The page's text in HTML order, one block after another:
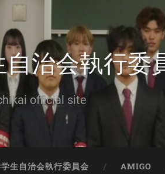
治会執行委
official site
生自治会執行委員会 AMIGO